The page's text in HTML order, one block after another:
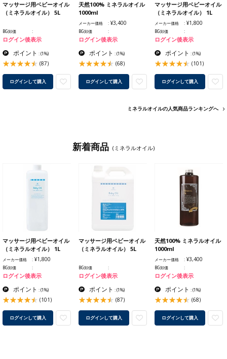
マッサージ用ベビーオイル
（ミネラルオイル） 5L
BG卸価
ログイン後表示
ポイント :(1%)
(87)
ログインして購入
天然100% ミネラルオイル
1000ml
メーカー価格 ¥3,400
BG卸価
ログイン後表示
ポイント :(1%)
(68)
ログインして購入
マッサージ用ベビーオイル
（ミネラルオイル） 1L
メーカー価格 ¥1,800
BG卸価
ログイン後表示
ポイント :(1%)
(101)
ログインして購入
ミネラルオイルの人気商品ランキングへ
新着商品 (ミネラルオイル)
マッサージ用ベビーオイル
（ミネラルオイル） 1L
メーカー価格 ¥1,800
BG卸価
ログイン後表示
ポイント :(1%)
(101)
ログインして購入
マッサージ用ベビーオイル
（ミネラルオイル） 5L
BG卸価
ログイン後表示
ポイント :(1%)
(87)
ログインして購入
天然100% ミネラルオイル
1000ml
メーカー価格 ¥3,400
BG卸価
ログイン後表示
ポイント :(1%)
(68)
ログインして購入